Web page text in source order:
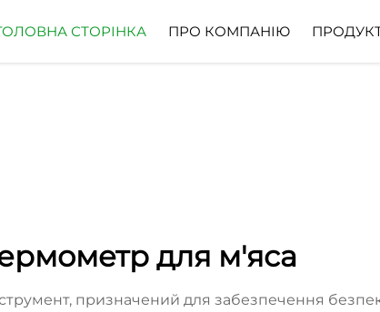
СТОРІНКА ПРО КОМПАНІЮ
для м'яса
призначений для забезпечення